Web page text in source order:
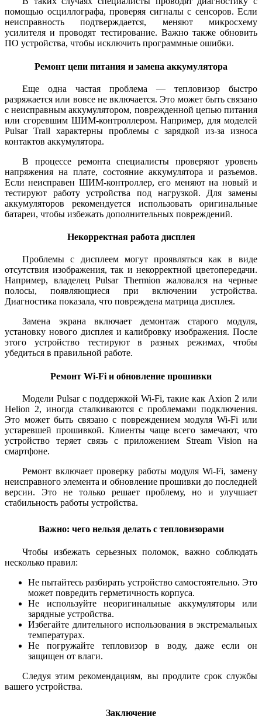
помощью осциллографа, проверяя сигналы с сенсоров. Если
неисправность подтверждается, меняют микросхему
усилителя и проводят тестирование. Важно также обновить
ПО устройства, чтобы исключить программные ошибки.
Ремонт цепи питания и замена аккумулятора
Еще одна частая проблема — тепловизор быстро
разряжается или вовсе не включается. Это может быть связано
с неисправным аккумулятором, поврежденной цепью питания
или сгоревшим ШИМ-контроллером. Например, для моделей
Pulsar Trail характерны проблемы с зарядкой из-за износа
контактов аккумулятора.
В процессе ремонта специалисты проверяют уровень
напряжения на плате, состояние аккумулятора и разъемов.
Если неисправен ШИМ-контроллер, его меняют на новый и
тестируют работу устройства под нагрузкой. Для замены
аккумуляторов рекомендуется использовать оригинальные
батареи, чтобы избежать дополнительных повреждений.
Некорректная работа дисплея
Проблемы с дисплеем могут проявляться как в виде
отсутствия изображения, так и некорректной цветопередачи.
Например, владелец Pulsar Thermion жаловался на черные
полосы, появляющиеся при включении устройства.
Диагностика показала, что повреждена матрица дисплея.
Замена экрана включает демонтаж старого модуля,
установку нового дисплея и калибровку изображения. После
этого устройство тестируют в разных режимах, чтобы
убедиться в правильной работе.
Ремонт Wi-Fi и обновление прошивки
Модели Pulsar с поддержкой Wi-Fi, такие как Axion 2 или
Helion 2, иногда сталкиваются с проблемами подключения.
Это может быть связано с повреждением модуля Wi-Fi или
устаревшей прошивкой. Клиенты чаще всего замечают, что
устройство теряет связь с приложением Stream Vision на
смартфоне.
Ремонт включает проверку работы модуля Wi-Fi, замену
неисправного элемента и обновление прошивки до последней
версии. Это не только решает проблему, но и улучшает
стабильность работы устройства.
Важно: чего нельзя делать с тепловизорами
Чтобы избежать серьезных поломок, важно соблюдать
несколько правил:
Не пытайтесь разбирать устройство самостоятельно. Это
может повредить герметичность корпуса.
Не используйте неоригинальные аккумуляторы или
зарядные устройства.
Избегайте длительного использования в экстремальных
температурах.
Не погружайте тепловизор в воду, даже если он
защищен от влаги.
Следуя этим рекомендациям, вы продлите срок службы
вашего устройства.
Заключение